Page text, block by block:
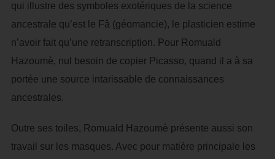
qui illustre des symboles exotériques de la science
ancestrale qu’est le Fâ (géomancie), le plasticien estime
n’avoir fait qu’une retranscription. Pour Romuald
Hazoumè, nul besoin de copier Picasso, quand il a à sa
portée une source intarissable de connaissances
ancestrales.
Outre ses toiles, Romuald Hazoumè présente aussi son
travail sur les masques. Avec pour matière principale les